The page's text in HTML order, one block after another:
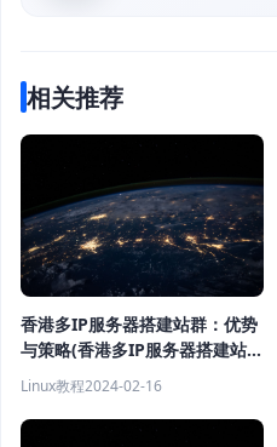
相关推荐
香港多IP服务器搭建站群：优势
与策略(香港多IP服务器搭建站群
有什么好处呢)
Linux教程2024-02-16